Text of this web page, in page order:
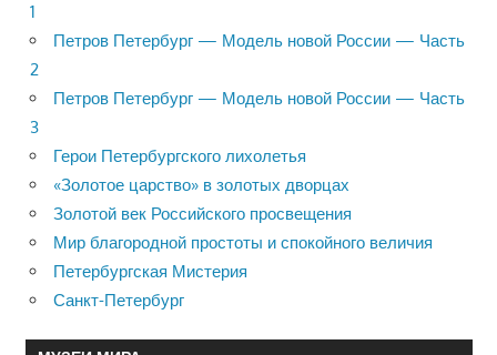
1
Петров Петербург — Модель новой России — Часть
2
Петров Петербург — Модель новой России — Часть
3
Герои Петербургского лихолетья
«Золотое царство» в золотых дворцах
Золотой век Российского просвещения
Мир благородной простоты и спокойного величия
Петербургская Мистерия
Санкт-Петербург